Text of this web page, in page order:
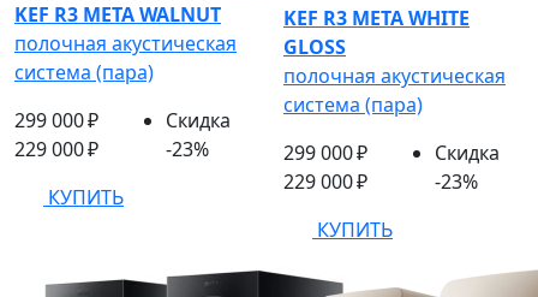
KEF R3 META WALNUT
полочная акустическая
система (пара)
299 000 ₽
229 000 ₽
Скидка
-23%
КУПИТЬ
KEF R3 META WHITE
GLOSS
полочная акустическая
система (пара)
299 000 ₽
229 000 ₽
Скидка
-23%
КУПИТЬ